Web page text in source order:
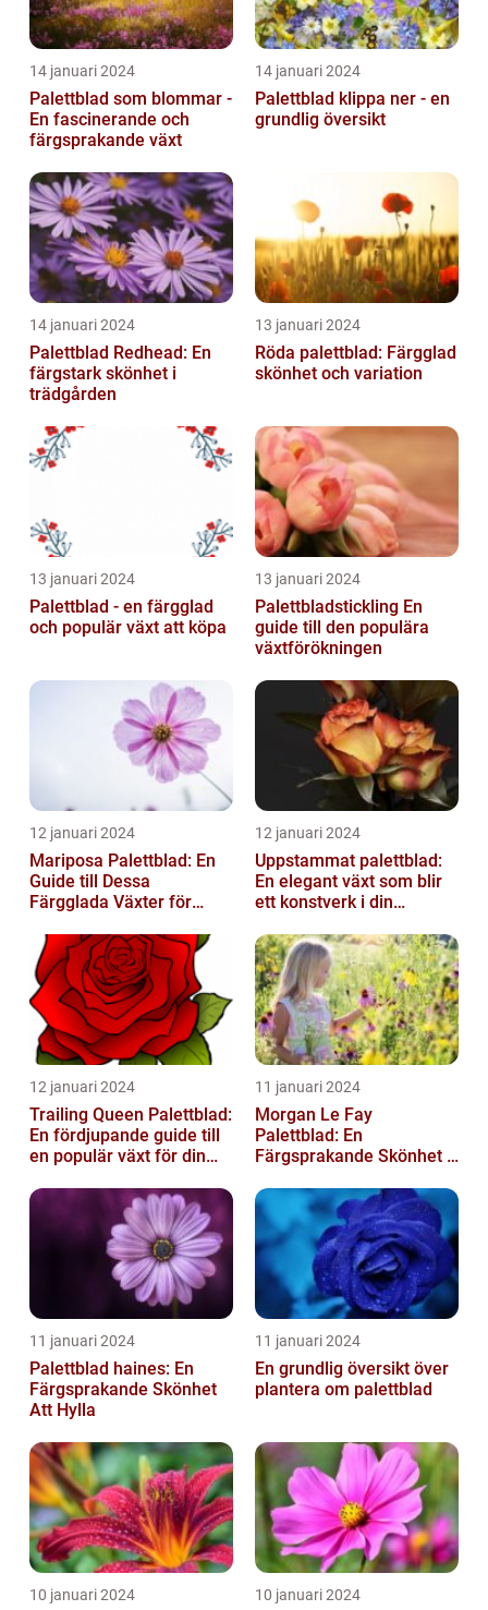
14 januari 2024
Palettblad som blommar -
En fascinerande och
färgsprakande växt
14 januari 2024
Palettblad klippa ner - en
grundlig översikt
14 januari 2024
Palettblad Redhead: En
färgstark skönhet i
trädgården
13 januari 2024
Röda palettblad: Färgglad
skönhet och variation
13 januari 2024
Palettblad - en färgglad
och populär växt att köpa
13 januari 2024
Palettbladstickling En
guide till den populära
växtförökningen
12 januari 2024
Mariposa Palettblad: En
Guide till Dessa
Färgglada Växter för
12 januari 2024
Uppstammat palettblad:
En elegant växt som blir
ett konstverk i din
12 januari 2024
Trailing Queen Palettblad:
En fördjupande guide till
en populär växt för din
11 januari 2024
Morgan Le Fay
Palettblad: En
Färgsprakande Skönhet i
11 januari 2024
Palettblad haines: En
Färgsprakande Skönhet
Att Hylla
11 januari 2024
En grundlig översikt över
plantera om palettblad
10 januari 2024 10 januari 2024